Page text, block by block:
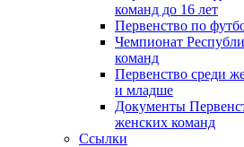
команд до 16 лет
Первенство по
Чемпионат
команд
Первенство среди
и младше
Документы
женских команд
Ссылки